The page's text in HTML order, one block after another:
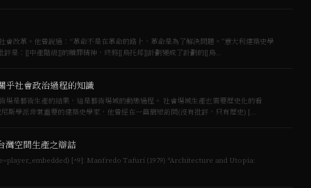
改革。他曾說過：“革命不是在革命的路上，革命是為了解決問題。”意大利建築史學
是：[[中產階級]]的贖罪精神，終將[[烏托邦]]計劃變成了計劃的[[烏…
社會政治過程的知識
果，這是藝術場域的動態過程。 社會場域生產也需要歷史化的看
學派非常重要的建築史學家，他曾經在一篇簡短訪問(沒有批評，只有歷史) […
灣空間生產之辯詰
(1979) *Architecture and Utopia: